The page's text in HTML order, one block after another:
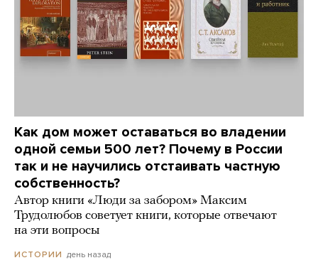
Как дом может оставаться во владении
одной семьи 500 лет? Почему в России
так и не научились отстаивать частную
собственность?
Автор книги «Люди за забором» Максим
Трудолюбов советует книги, которые отвечают
на эти вопросы
ИСТОРИИ день назад